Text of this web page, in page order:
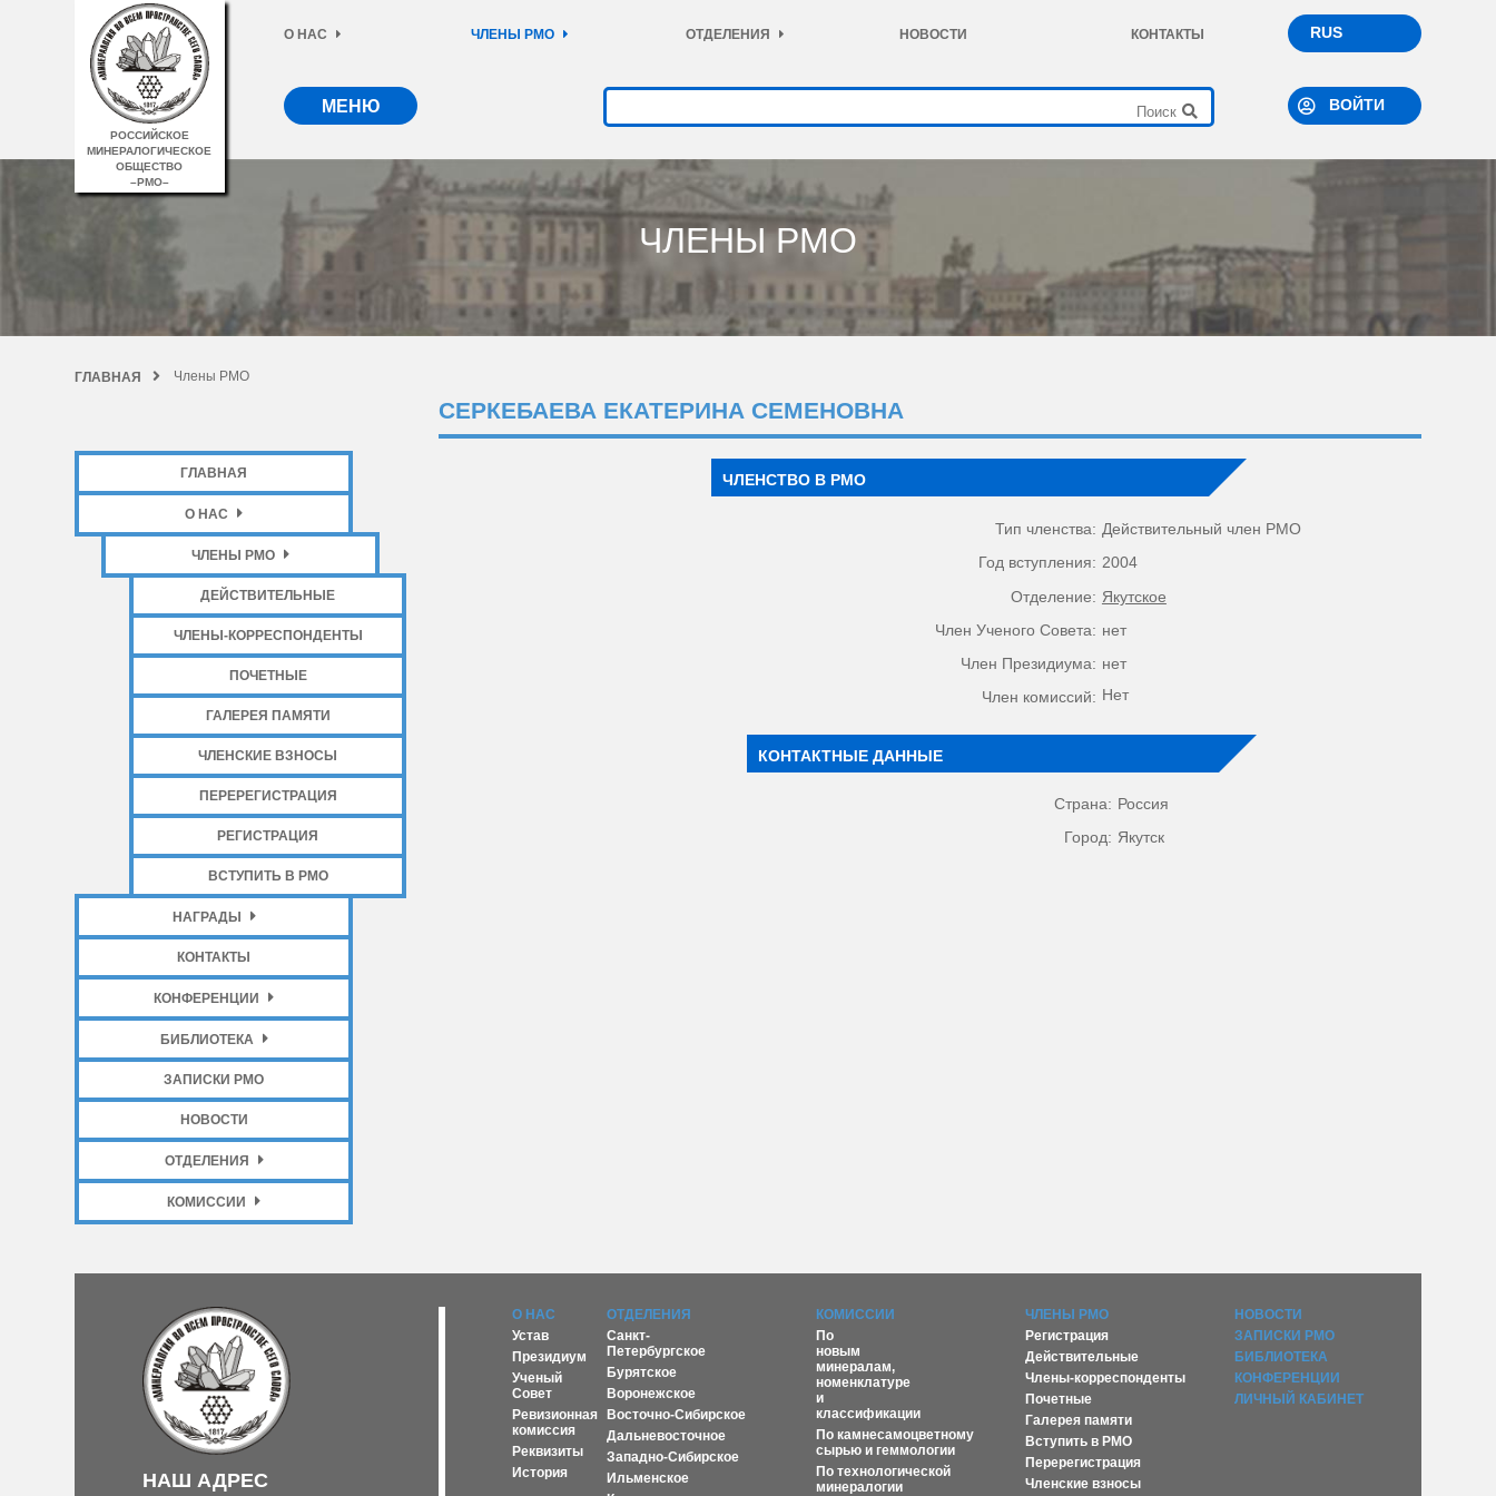
РОССИЙСКОЕ
МИНЕРАЛОГИЧЕСКОЕ
ОБЩЕСТВО
–РМО–
О НАС ЧЛЕНЫ РМО ОТДЕЛЕНИЯ НОВОСТИ КОНТАКТЫ RUS
МЕНЮ ВОЙТИ
ЧЛЕНЫ РМО
ГЛАВНАЯ Члены РМО
ГЛАВНАЯ
О НАС
ЧЛЕНЫ РМО
ДЕЙСТВИТЕЛЬНЫЕ
ЧЛЕНЫ-КОРРЕСПОНДЕНТЫ
ПОЧЕТНЫЕ
ГАЛЕРЕЯ ПАМЯТИ
ЧЛЕНСКИЕ ВЗНОСЫ
ПЕРЕРЕГИСТРАЦИЯ
РЕГИСТРАЦИЯ
ВСТУПИТЬ В РМО
НАГРАДЫ
КОНТАКТЫ
КОНФЕРЕНЦИИ
БИБЛИОТЕКА
ЗАПИСКИ РМО
НОВОСТИ
ОТДЕЛЕНИЯ
КОМИССИИ
СЕРКЕБАЕВА ЕКАТЕРИНА СЕМЕНОВНА
ЧЛЕНСТВО В РМО
Тип членства: Действительный член РМО
Год вступления: 2004
Отделение: Якутское
Член Ученого Совета: нет
Член Президиума: нет
Член комиссий: Нет
КОНТАКТНЫЕ ДАННЫЕ
Страна: Россия
Город: Якутск
НАШ АДРЕС
О НАС
Устав
Президиум
Ученый
Совет
Ревизионная
комиссия
Реквизиты
История
ОТДЕЛЕНИЯ
Санкт-
Петербургское
Бурятское
Воронежское
Восточно-Сибирское
Дальневосточное
Западно-Сибирское
Ильменское
КОМИССИИ
По
новым
минералам,
номенклатуре
и
классификации
По камнесамоцветному
сырью и геммологии
По технологической
минералогии
ЧЛЕНЫ РМО
Регистрация
Действительные
Члены-корреспонденты
Почетные
Галерея памяти
Вступить в РМО
Перерегистрация
Членские взносы
НОВОСТИ
ЗАПИСКИ РМО
БИБЛИОТЕКА
КОНФЕРЕНЦИИ
ЛИЧНЫЙ КАБИНЕТ